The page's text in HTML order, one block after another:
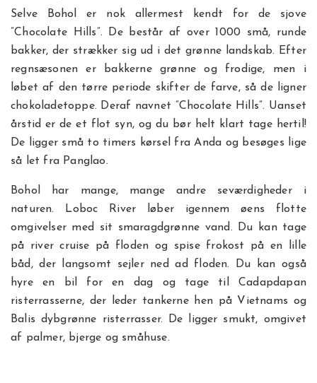
Selve Bohol er nok allermest kendt for de sjove
”Chocolate Hills”. De består af over 1000 små, runde
bakker, der strækker sig ud i det grønne landskab. Efter
regnsæsonen er bakkerne grønne og frodige, men i
løbet af den tørre periode skifter de farve, så de ligner
chokoladetoppe. Deraf navnet ”Chocolate Hills”. Uanset
årstid er de et flot syn, og du bør helt klart tage hertil!
De ligger små to timers kørsel fra Anda og besøges lige
så let fra Panglao.
Bohol har mange, mange andre seværdigheder i
naturen. Loboc River løber igennem øens flotte
omgivelser med sit smaragdgrønne vand. Du kan tage
på river cruise på floden og spise frokost på en lille
båd, der langsomt sejler ned ad floden. Du kan også
hyre en bil for en dag og tage til Cadapdapan
risterrasserne, der leder tankerne hen på Vietnams og
Balis dybgrønne risterrasser. De ligger smukt, omgivet
af palmer, bjerge og småhuse.